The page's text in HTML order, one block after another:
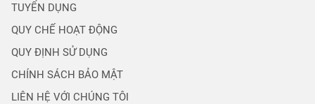
TUYỂN DỤNG
QUY CHẾ HOẠT ĐỘNG
QUY ĐỊNH SỬ DỤNG
CHÍNH SÁCH BẢO MẬT
LIÊN HỆ VỚI CHÚNG TÔI